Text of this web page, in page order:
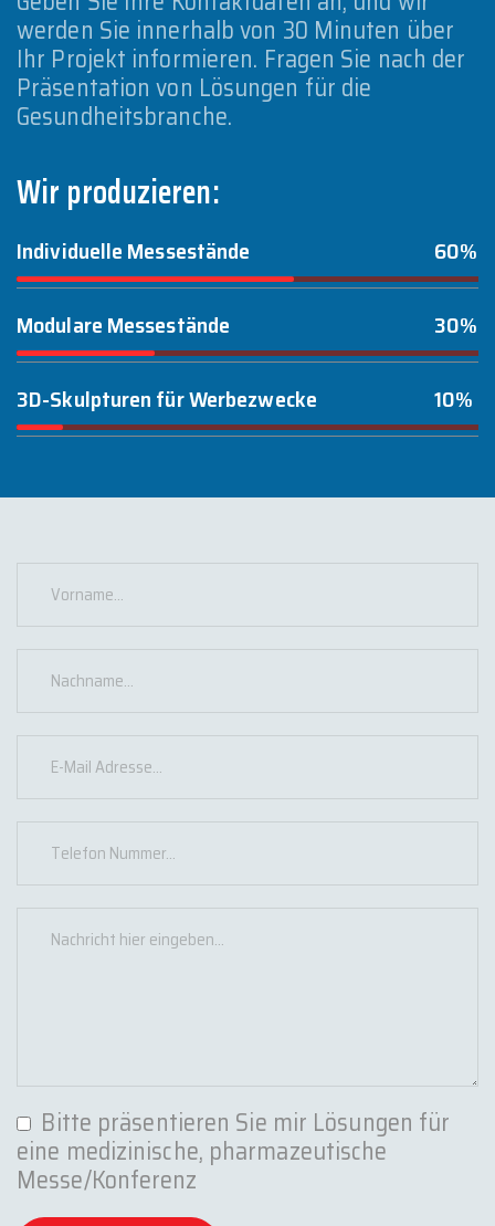
werden Sie innerhalb von 30 Minuten über
Ihr Projekt informieren. Fragen Sie nach der
Präsentation von Lösungen für die
Gesundheitsbranche.
Wir produzieren:
Individuelle Messestände 60%
Modulare Messestände 30%
3D-Skulpturen für Werbezwecke 10%
Bitte präsentieren Sie mir Lösungen für
eine medizinische, pharmazeutische
Messe/Konferenz